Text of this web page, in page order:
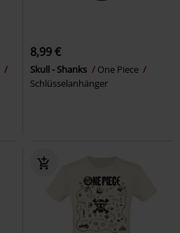
8,99 €
Skull - Shanks
One Piece
Schlüsselanhänger